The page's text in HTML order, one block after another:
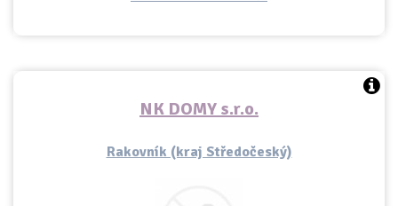
NK DOMY s.r.o.
Rakovník (kraj Středočeský)